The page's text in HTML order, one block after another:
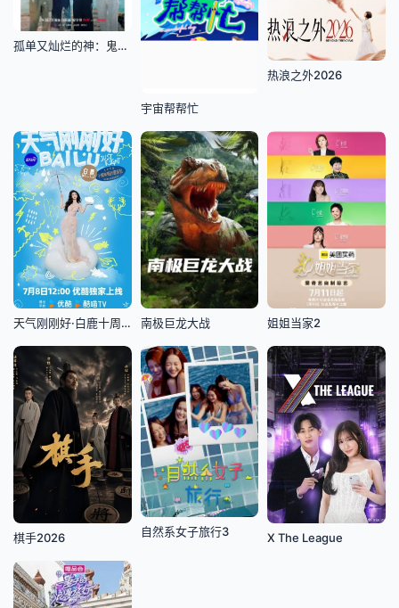
孤单又灿烂的神：鬼怪十周年特辑
宇宙帮帮忙
热浪之外2026
天气刚刚好·白鹿十周年拾光音乐会 南极巨龙大战 姐姐当家2
棋手2026 自然系女子旅行3 X The League